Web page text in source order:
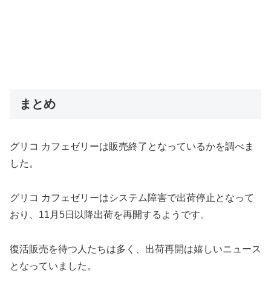
まとめ
グリコ カフェゼリーは販売終了となっているかを調べま
した。
グリコ カフェゼリーはシステム障害で出荷停止となって
おり、11月5日以降出荷を再開するようです。
復活販売を待つ人たちは多く、出荷再開は嬉しいニュース
となっていました。